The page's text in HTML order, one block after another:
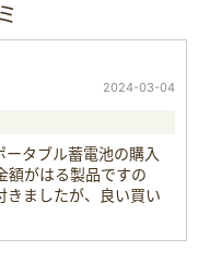
2024-03-04
タブル蓄電池の購入
額がはる製品ですの
きましたが、良い買い